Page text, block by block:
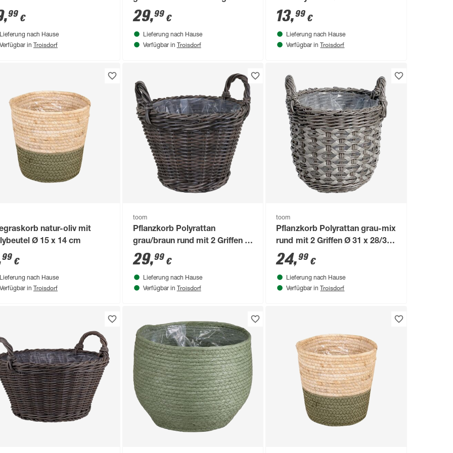
24/32 cm, mit Polybeutel
,99 €
Lieferung nach Hause
Verfügbar in Troisdorf
32 cm, mit Polybeutel
29,99€
Lieferung nach Hause
Verfügbar in Troisdorf
13,99 €
Lieferung nach Hause
Verfügbar in Troisdorf
natur-oliv mit
Ø 15 x 14 cm
99 €
Lieferung nach Hause
Verfügbar in Troisdorf
toom
Pflanzkorb Polyrattan
grau/braun rund mit 2 Griffen Ø
40 x 30/37 cm, mit Polybeutel
29,99€
Lieferung nach Hause
Verfügbar in Troisdorf
toom
Pflanzkorb Polyrattan grau-mix
rund mit 2 Griffen Ø 31 x 28/36
cm, mit Polybeutel
24,99 €
Lieferung nach Hause
Verfügbar in Troisdorf